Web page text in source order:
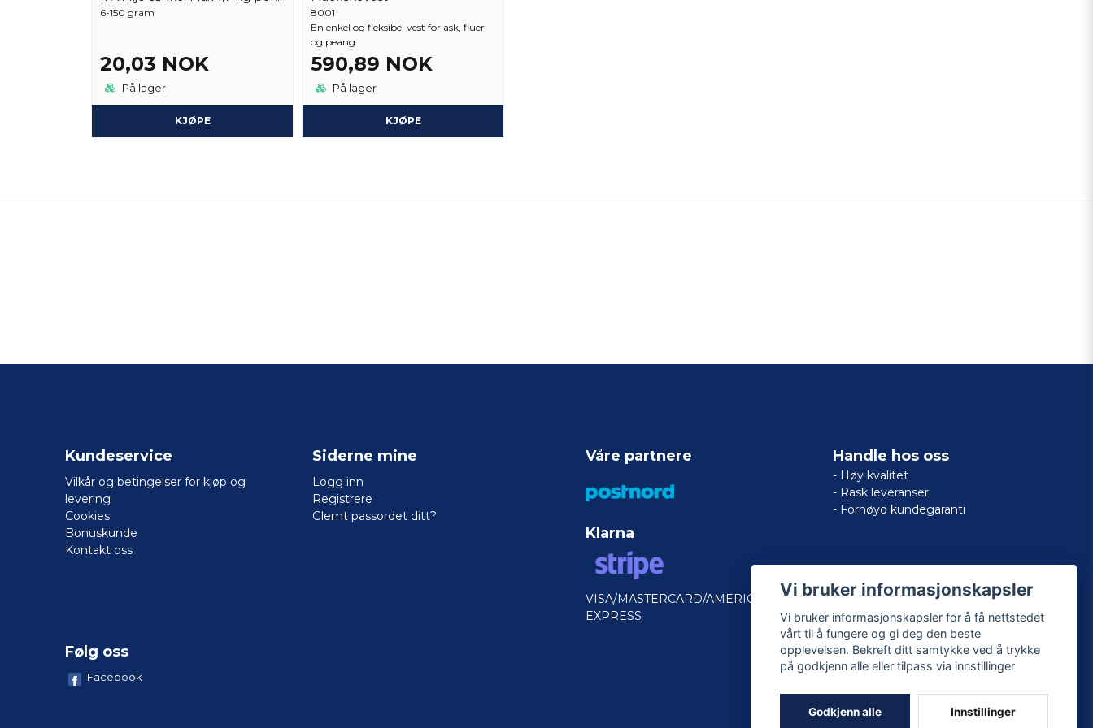
6-150 gram
20,03 NOK
På lager
KJØPE
8001
En enkel og fleksibel vest for ask, fluer
og peang
590,89 NOK
På lager
KJØPE
Kundeservice
Vilkår og betingelser for kjøp og
levering
Cookies
Bonuskunde
Kontakt oss
Siderne mine
Logg inn
Registrere
Glemt passordet ditt?
Våre partnere
Klarna
VISA/MASTERCARD/AMERICAN
EXPRESS
Handle hos oss
- Høy kvalitet
- Rask leveranser
- Fornøyd kundegaranti
Følg oss
Facebook
Vi bruker informasjonskapsler
Vi bruker informasjonskapsler for å få nettstedet
vårt til å fungere og gi deg den beste
opplevelsen. Bekreft ditt samtykke ved å trykke
på godkjenn alle eller tilpass via innstillinger
Godkjenn alle Innstillinger